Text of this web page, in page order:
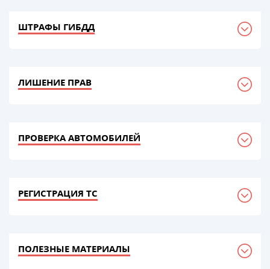
ШТРАФЫ ГИБДД
ЛИШЕНИЕ ПРАВ
ПРОВЕРКА АВТОМОБИЛЕЙ
РЕГИСТРАЦИЯ ТС
ПОЛЕЗНЫЕ МАТЕРИАЛЫ